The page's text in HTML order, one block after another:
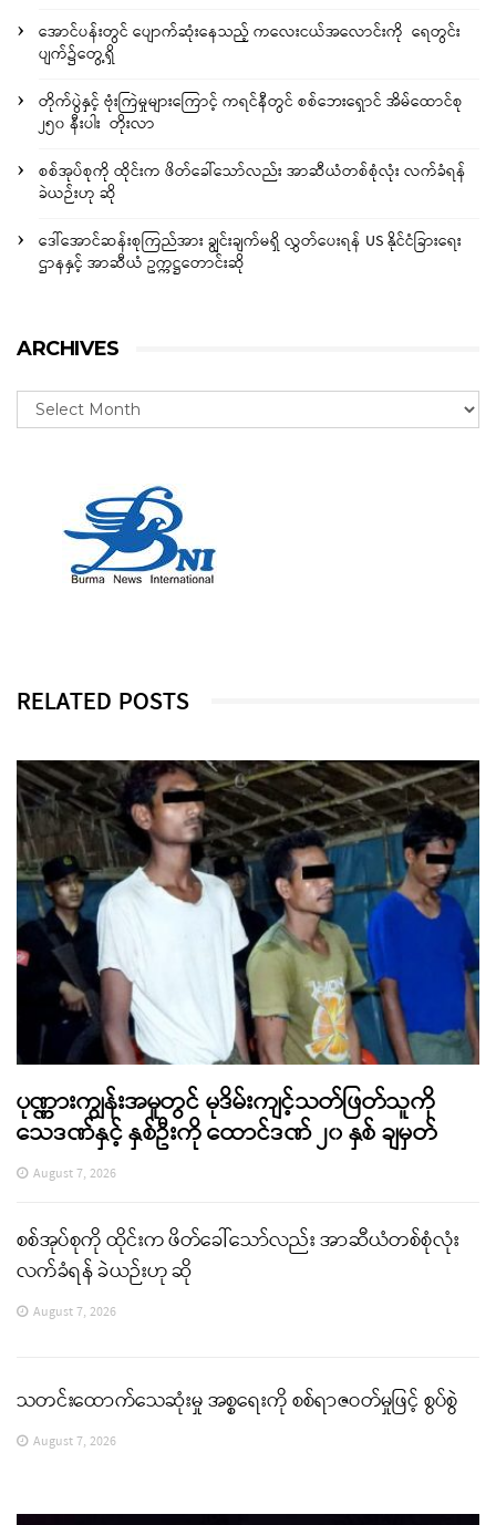
အောင်ပန်းတွင် ပျောက်ဆုံးနေသည့် ကလေးငယ်အလောင်းကို ရေတွင်း
ပျက်၌တွေ့ရှိ
တိုက်ပွဲနှင့် ဗုံးကြဲမှုများကြောင့် ကရင်နီတွင် စစ်ဘေးရှောင် အိမ်ထောင်စု
၂၅၀ နီးပါး တိုးလာ
စစ်အုပ်စုကို ထိုင်းက ဖိတ်ခေါ်သော်လည်း အာဆီယံတစ်စုံလုံး လက်ခံရန်
ခဲယဉ်းဟု ဆို
ဒေါ်အောင်ဆန်းစုကြည်အား ချွင်းချက်မရှိ လွှတ်ပေးရန် US နိုင်ငံခြားရေး
ဌာနနှင့် အာဆီယံ ဥက္ကဋ္ဌတောင်းဆို
ARCHIVES
RELATED POSTS
ပုဏ္ဏားကျွန်းအမှုတွင် မုဒိမ်းကျင့်သတ်ဖြတ်သူကို
သေဒဏ်နှင့် နှစ်ဦးကို ထောင်ဒဏ် ၂၀ နှစ် ချမှတ်
August 7, 2026
စစ်အုပ်စုကို ထိုင်းက ဖိတ်ခေါ်သော်လည်း အာဆီယံတစ်စုံလုံး
လက်ခံရန် ခဲယဉ်းဟု ဆို
August 7, 2026
သတင်းထောက်သေဆုံးမှု အစ္စရေးကို စစ်ရာဇဝတ်မှုဖြင့် စွပ်စွဲ
August 7, 2026